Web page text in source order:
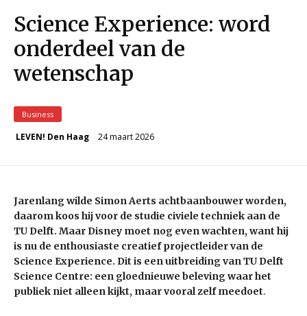
Science Experience: word
onderdeel van de
wetenschap
Business
LEVEN! Den Haag 24 maart 2026
Jarenlang wilde Simon Aerts achtbaanbouwer worden,
daarom koos hij voor de studie civiele techniek aan de
TU Delft. Maar Disney moet nog even wachten, want hij
is nu de enthousiaste creatief projectleider van de
Science Experience. Dit is een uitbreiding van TU Delft
Science Centre: een gloednieuwe beleving waar het
publiek niet alleen kijkt, maar vooral zelf meedoet.